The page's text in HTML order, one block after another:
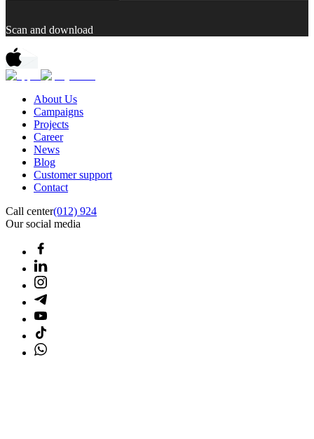
Scan and download
About Us
Campaigns
Projects
Career
News
Blog
Customer support
Contact
Call center(012) 924
Our social media